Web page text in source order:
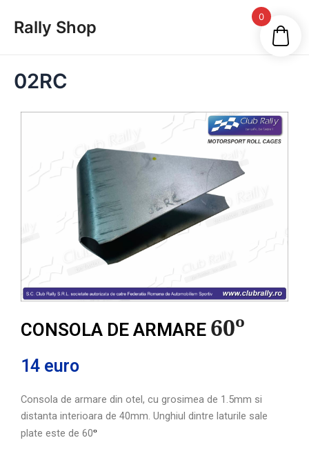
Rally Shop
02RC
CONSOLA DE ARMARE 60º
14 euro
Consola de armare din otel, cu grosimea de 1.5mm si
distanta interioara de 40mm. Unghiul dintre laturile sale
plate este de 60º
0